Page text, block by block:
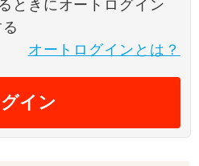
ときにオートログイン
オートログインとは？
イン